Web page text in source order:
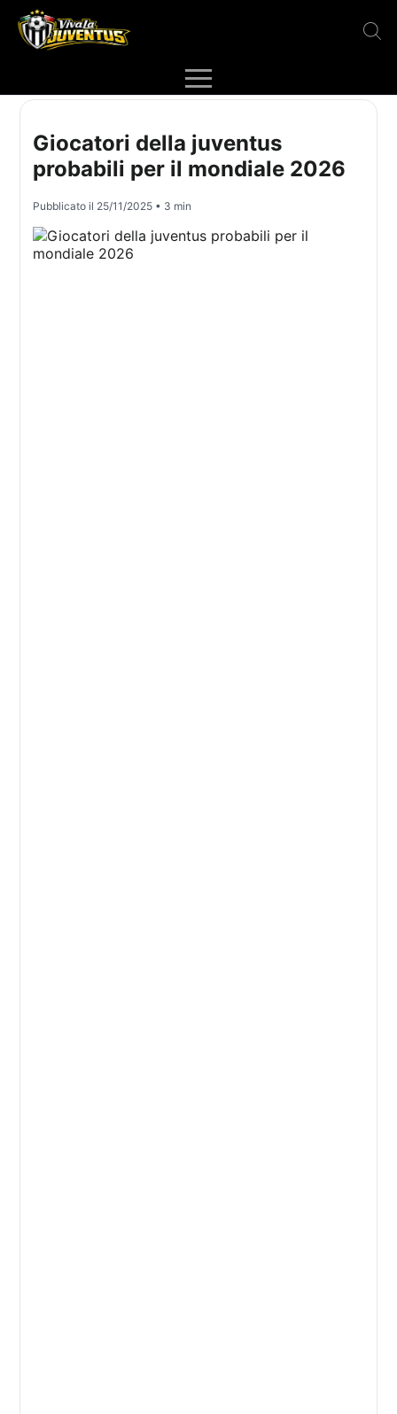
Giocatori della juventus
probabili per il mondiale 2026
Pubblicato il 25/11/2025 • 3 min